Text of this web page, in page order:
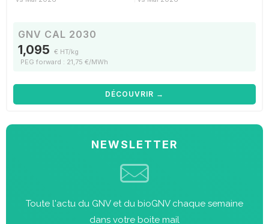
GNV CAL 2030
1,095 € HT/kg
PEG forward : 21,75 €/MWh
DÉCOUVRIR →
NEWSLETTER
Toute l'actu du GNV et du bioGNV chaque semaine
dans votre boite mail